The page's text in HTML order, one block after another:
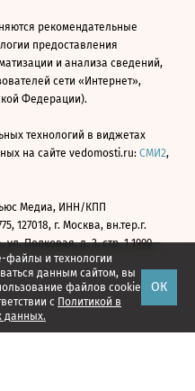
файлы и технологии
данным сайтом, вы
файлов cookie
с Политикой в
данных.
ОК
рекомендательные
предоставления
и анализа сведений,
сети «Интернет»,
Федерации).
технологий в виджетах
на сайте vedomosti.ru: СМИ2,
Медиа, ИНН/КПП
127018, г. Москва, вн.тер.г.
Полковая, д. 3, стр. 1 1999—